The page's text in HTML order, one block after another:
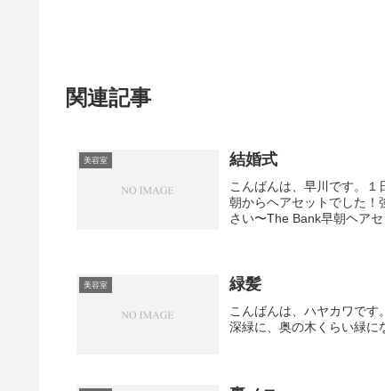
関連記事
美容室 結婚式
こんばんは、早川です。
朝からヘアセットでした
さい〜The Bank早朝ヘア
美容室 緑髪
こんばんは、ハヤカワです
深緑に、奥の木くらい緑に